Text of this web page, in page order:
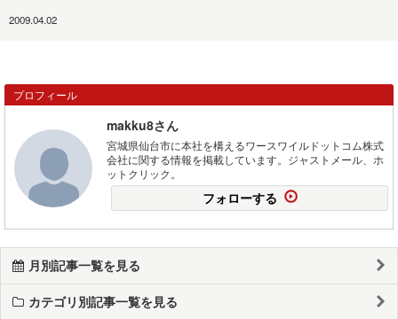
2009.04.02
プロフィール
makku8さん
宮城県仙台市に本社を構えるワースワイルドットコム株式
会社に関する情報を掲載しています。ジャストメール、ホ
ットクリック。
フォローする
月別記事一覧を見る
カテゴリ別記事一覧を見る